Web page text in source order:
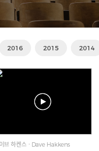
2016 2015 2014
브 하켄스ㆍDave Hakkens